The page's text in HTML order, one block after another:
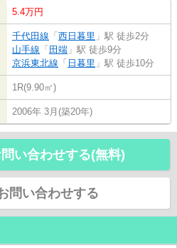
5.4万円
千代田線 「 西日暮里 」駅 徒歩2分
山手線 「 田端 」駅 徒歩9分
京浜東北線 「 日暮里 」駅 徒歩10分
1R(9.90㎡)
2006年 3月(築20年)
い合わせする(無料)
問い合わせする